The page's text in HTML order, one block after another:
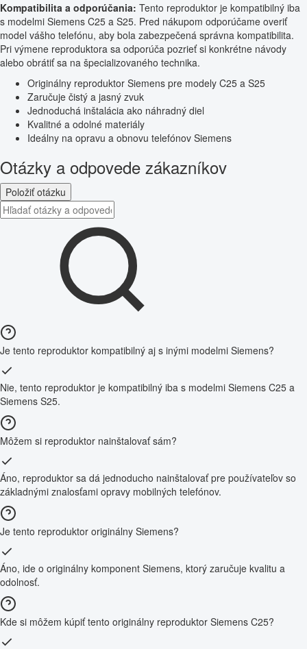
Kompatibilita a odporúčania: Tento reproduktor je kompatibilný iba
s modelmi Siemens C25 a S25. Pred nákupom odporúčame overiť
model vášho telefónu, aby bola zabezpečená správna kompatibilita.
Pri výmene reproduktora sa odporúča pozrieť si konkrétne návody
alebo obrátiť sa na špecializovaného technika.
Originálny reproduktor Siemens pre modely C25 a S25
Zaručuje čistý a jasný zvuk
Jednoduchá inštalácia ako náhradný diel
Kvalitné a odolné materiály
Ideálny na opravu a obnovu telefónov Siemens
Otázky a odpovede zákazníkov
Položiť otázku
Je tento reproduktor kompatibilný aj s inými modelmi Siemens?
Nie, tento reproduktor je kompatibilný iba s modelmi Siemens C25 a
Siemens S25.
Môžem si reproduktor nainštalovať sám?
Áno, reproduktor sa dá jednoducho nainštalovať pre používateľov so
základnými znalosťami opravy mobilných telefónov.
Je tento reproduktor originálny Siemens?
Áno, ide o originálny komponent Siemens, ktorý zaručuje kvalitu a
odolnosť.
Kde si môžem kúpiť tento originálny reproduktor Siemens C25?